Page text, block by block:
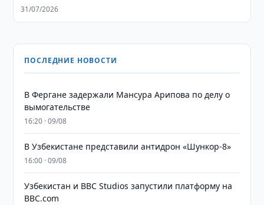
31/07/2026
ПОСЛЕДНИЕ НОВОСТИ
В Фергане задержали Мансура Арипова по делу о
вымогательстве
16:20 · 09/08
В Узбекистане представили антидрон «Шункор-8»
16:00 · 09/08
Узбекистан и BBC Studios запустили платформу на
BBC.com